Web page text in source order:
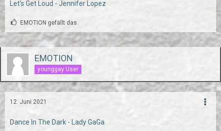
Let's Get Loud - Jennifer Lopez
EMOTION gefällt das.
EMOTION
younggay User
12. Juni 2021
Dance In The Dark - Lady GaGa